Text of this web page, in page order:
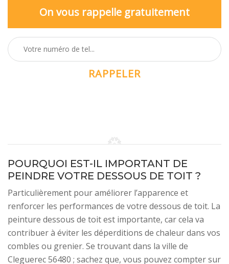
On vous rappelle gratuitement
POURQUOI EST-IL IMPORTANT DE
PEINDRE VOTRE DESSOUS DE TOIT ?
Particulièrement pour améliorer l’apparence et
renforcer les performances de votre dessous de toit. La
peinture dessous de toit est importante, car cela va
contribuer à éviter les déperditions de chaleur dans vos
combles ou grenier. Se trouvant dans la ville de
Cleguerec 56480 ; sachez que, vous pouvez compter sur